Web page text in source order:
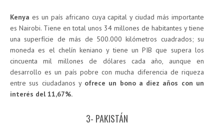
Kenya es un país africano cuya capital y ciudad más importante
es Nairobi. Tiene en total unos 34 millones de habitantes y tiene
una superfície de más de 500.000 kilómetros cuadrados; su
moneda es el chelín keniano y tiene un PIB que supera los
cincuenta mil millones de dólares cada año, aunque en
desarrollo es un país pobre con mucha diferencia de riqueza
entre sus ciudadanos y ofrece un bono a diez años con un
interés del 11,67%.
3- PAKISTÁN